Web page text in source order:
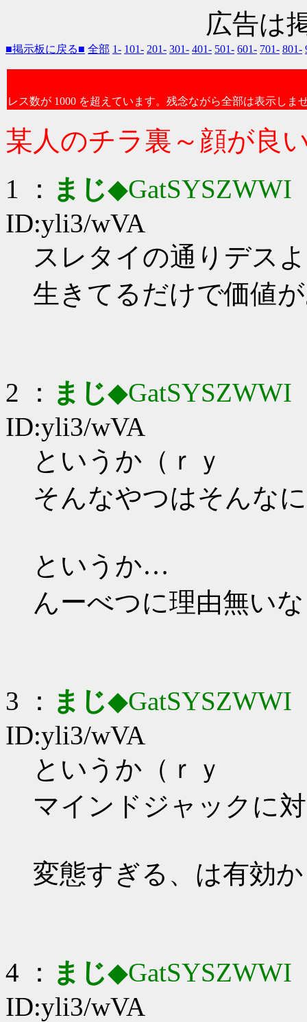
広告は
■掲示板に戻る■ 全部 1- 101- 201- 301- 401- 501- 601- 701- 801-
レス数が 1000 を超えています。残念ながら全部は表示しま
某人のチラ裏～顔が良
1 ： まじ◆GatSYSZWWI
ID:yli3/wVA
スレタイの通りデス
生きてるだけで価値
2 ： まじ◆GatSYSZWWI
ID:yli3/wVA
というか（ｒｙ
そんなやつはそんな
というか…
んーべつに理由無いな
3 ： まじ◆GatSYSZWWI
ID:yli3/wVA
というか（ｒｙ
マインドジャックに
変態すぎる、は有効
4 ： まじ◆GatSYSZWWI
ID:yli3/wVA